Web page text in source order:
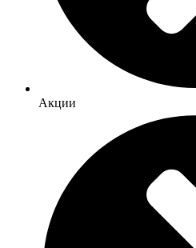
Акции